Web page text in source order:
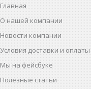
Главная
О нашей компании
Новости компании
Условия доставки и оплаты
Мы на фейсбуке
Полезные статьи